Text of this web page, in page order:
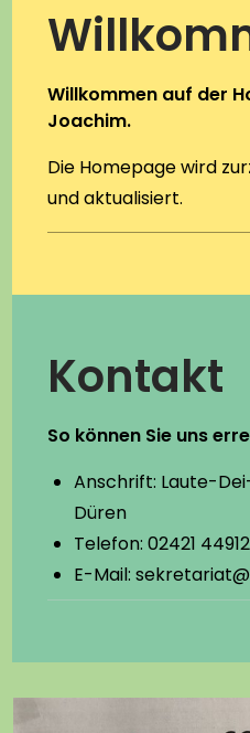
Willkommen auf der
Joachim.
Die Homepage wird
und aktualisiert.
Kontakt
So können Sie uns
Anschrift: Laute-
Düren
Telefon: 02421 44912
E-Mail: